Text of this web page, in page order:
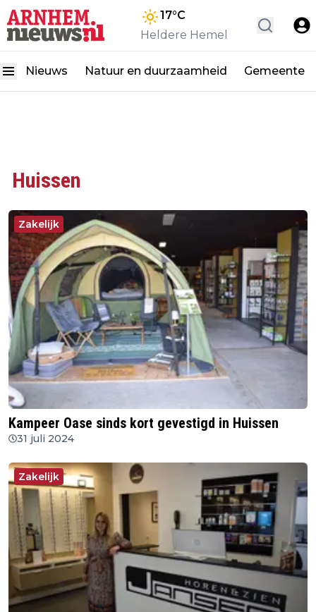
17°C
Heldere Hemel
Nieuws Natuur en duurzaamheid Gemeente
Huissen
Zakelijk
Kampeer Oase sinds kort gevestigd in Huissen
31 juli 2024
Zakelijk